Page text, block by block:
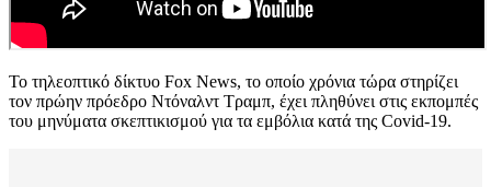
Το τηλεοπτικό δίκτυο Fox News, το οποίο χρόνια τώρα στηρίζει
τον πρώην πρόεδρο Ντόναλντ Τραμπ, έχει πληθύνει στις εκπομπές
του μηνύματα σκεπτικισμού για τα εμβόλια κατά της Covid-19.